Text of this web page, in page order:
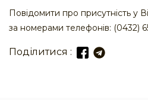
Повідомити про присутність у
за номерами телефонів: (0432)
Поділитися :